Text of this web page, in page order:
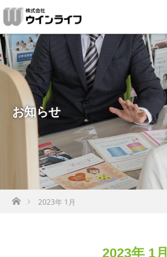
お知らせ
ホーム2023年 1月
2023年 1月